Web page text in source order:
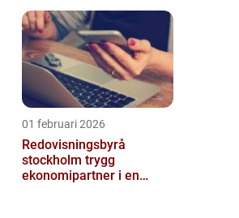
01 februari 2026
Redovisningsbyrå
stockholm trygg
ekonomipartner i en